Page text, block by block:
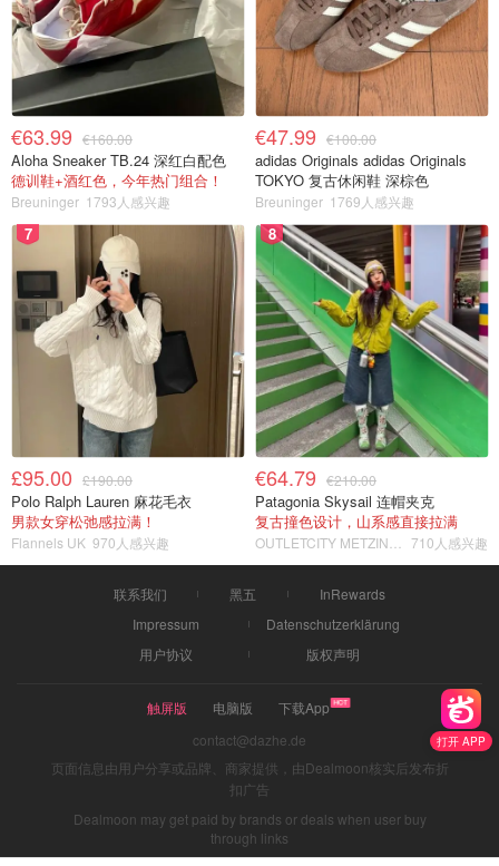
打开 APP
€63.99 €160.00
Aloha Sneaker TB.24 深红白配色
德训鞋+酒红色，今年热门组合！
Breuninger 1793人感兴趣
€47.99 €100.00
adidas Originals adidas Originals
TOKYO 复古休闲鞋 深棕色
Breuninger 1769人感兴趣
7
£95.00 £190.00
Polo Ralph Lauren 麻花毛衣
男款女穿松弛感拉满！
Flannels UK 970人感兴趣
8
€64.79 €210.00
Patagonia Skysail 连帽夹克
复古撞色设计，山系感直接拉满
710人感兴趣
联系我们 黑五
InRewards
Impressum
Datenschutzerklärung
用户协议
版权声明
触屏版 电脑版
下载App
contact@dazhe.de
页面信息由用户分享或品牌、商家提供，由Dealmoon核实后发布折
扣广告
Dealmoon may get paid by brands or deals when user buy
through links